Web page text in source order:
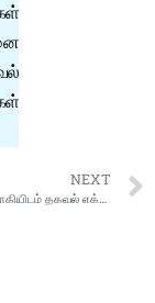
NEXT
பம்மல் திமுக நிர்வாகியிடம் தகவல் எக்ஸ்பிரஸ் வழங்கல்